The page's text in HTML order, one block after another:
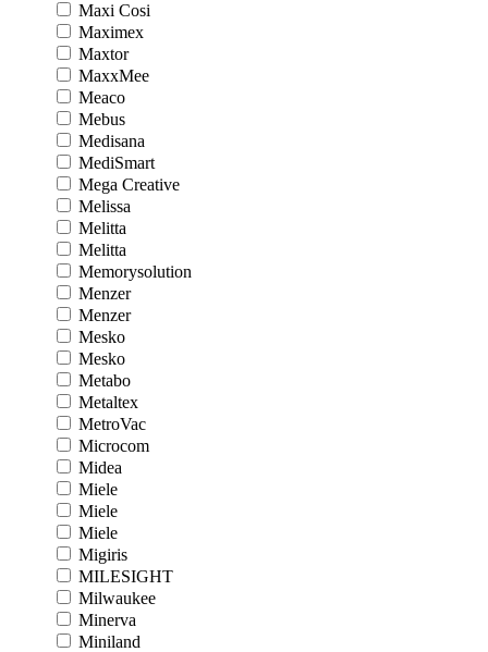
Maxi Cosi
Maximex
Maxtor
MaxxMee
Meaco
Mebus
Medisana
MediSmart
Mega Creative
Melissa
Melitta
Melitta
Memorysolution
Menzer
Menzer
Mesko
Mesko
Metabo
Metaltex
MetroVac
Microcom
Midea
Miele
Miele
Miele
Migiris
MILESIGHT
Milwaukee
Minerva
Miniland